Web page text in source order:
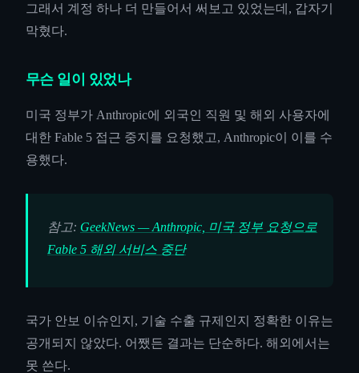
그래서 계정 하나 더 만들어서 써보고 있었는데, 갑자기
막혔다.
무슨 일이 있었나
미국 정부가 Anthropic에 외국인 직원 및 해외 사용자에
대한 Fable 5 접근 중지를 요청했고, Anthropic이 이를 수
용했다.
참고: GeekNews — Anthropic, 미국 정부 요청으로
Fable 5 해외 서비스 중단
국가 안보 이슈인지, 기술 수출 규제인지 정확한 이유는
공개되지 않았다. 어쨌든 결과는 단순하다. 해외에서는
못 쓴다.